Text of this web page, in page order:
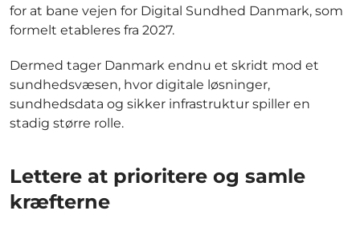
for at bane vejen for Digital Sundhed Danmark, som
formelt etableres fra 2027.
Dermed tager Danmark endnu et skridt mod et
sundhedsvæsen, hvor digitale løsninger,
sundhedsdata og sikker infrastruktur spiller en
stadig større rolle.
Lettere at prioritere og samle
kræfterne